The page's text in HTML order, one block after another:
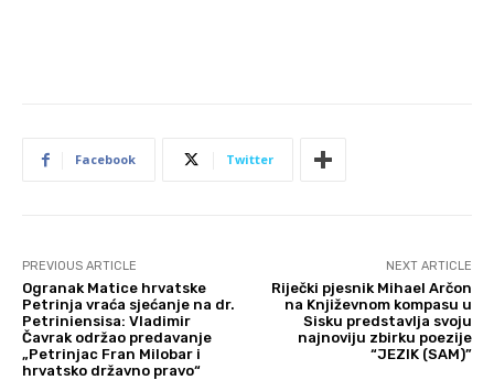
Facebook Twitter
PREVIOUS ARTICLE
Ogranak Matice hrvatske
Petrinja vraća sjećanje na dr.
Petriniensisa: Vladimir
Čavrak održao predavanje
„Petrinjac Fran Milobar i
hrvatsko državno pravo“
NEXT ARTICLE
Riječki pjesnik Mihael Arčon
na Književnom kompasu u
Sisku predstavlja svoju
najnoviju zbirku poezije
“JEZIK (SAM)”